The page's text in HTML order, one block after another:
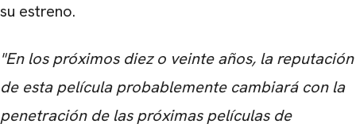
su estreno.
"En los próximos diez o veinte años, la reputación
de esta película probablemente cambiará con la
penetración de las próximas películas de